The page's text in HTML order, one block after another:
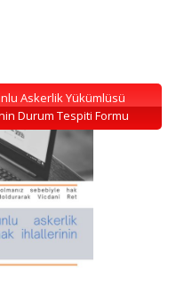
Askerlik Yükümlüsü
Durum Tespiti Formu